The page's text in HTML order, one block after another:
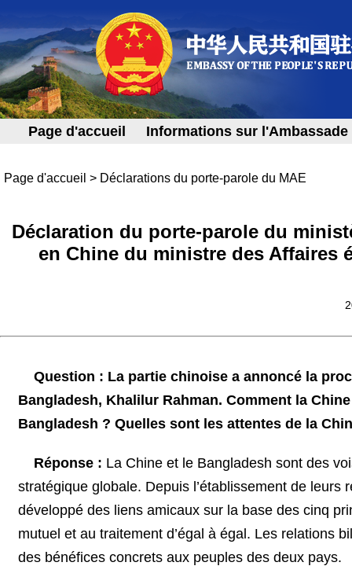
Page d'accueil Informations sur l'Ambassade
Page d'accueil > Déclarations du porte-parole du MAE
Déclaration du porte-parole du
en Chine du ministre des Affaires
Question : La partie chinoise a annoncé la
Bangladesh, Khalilur Rahman. Comment la
Bangladesh ? Quelles sont les attentes de la
Réponse : La Chine et le Bangladesh sont des
stratégique globale. Depuis l’établissement de
développé des liens amicaux sur la base des cinq
mutuel et au traitement d’égal à égal. Les relations
des bénéfices concrets aux peuples des deux pays.